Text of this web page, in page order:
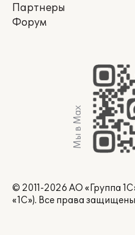
Партнеры
Форум
Мы в Max
© 2011-2026 АО «Группа
«1С»). Все права